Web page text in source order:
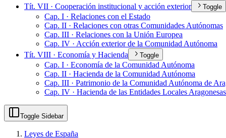
Tít. VII · Cooperación institucional y acción exterior
Toggle
Cap. I · Relaciones con el Estado
Cap. II · Relaciones con otras Comunidades Autónomas
Cap. III · Relaciones con la Unión Europea
Cap. IV · Acción exterior de la Comunidad Autónoma
Tít. VIII · Economía y Hacienda
Toggle
Cap. I · Economía de la Comunidad Autónoma
Cap. II · Hacienda de la Comunidad Autónoma
Cap. III · Patrimonio de la Comunidad Autónoma de
Cap. IV · Hacienda de las Entidades Locales Aragonesas
Toggle Sidebar
Leyes de España